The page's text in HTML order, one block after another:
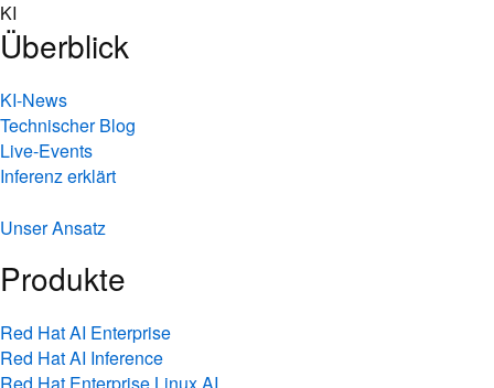
Skip
to
content
KI
Überblick
KI-News
Technischer Blog
Live-Events
Inferenz erklärt
Unser Ansatz
Produkte
Red Hat AI Enterprise
Red Hat AI Inference